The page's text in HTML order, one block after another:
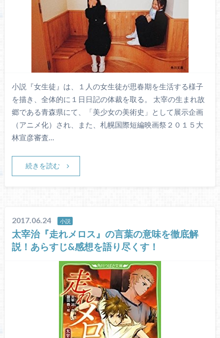
小説『女生徒』は、１人の女生徒が思春期を生活する様子
を描き、全体的に１日日記の体裁を取る。 太宰の生まれ故
郷である青森県にて、「美少女の美術史」として展示企画
（アニメ化）され、また、札幌国際短編映画祭２０１５大
林宣彦審査…
続きを読む
2017.06.24 小説
太宰治『走れメロス』の言葉の意味を徹底解
説！あらすじ&感想を語り尽くす！